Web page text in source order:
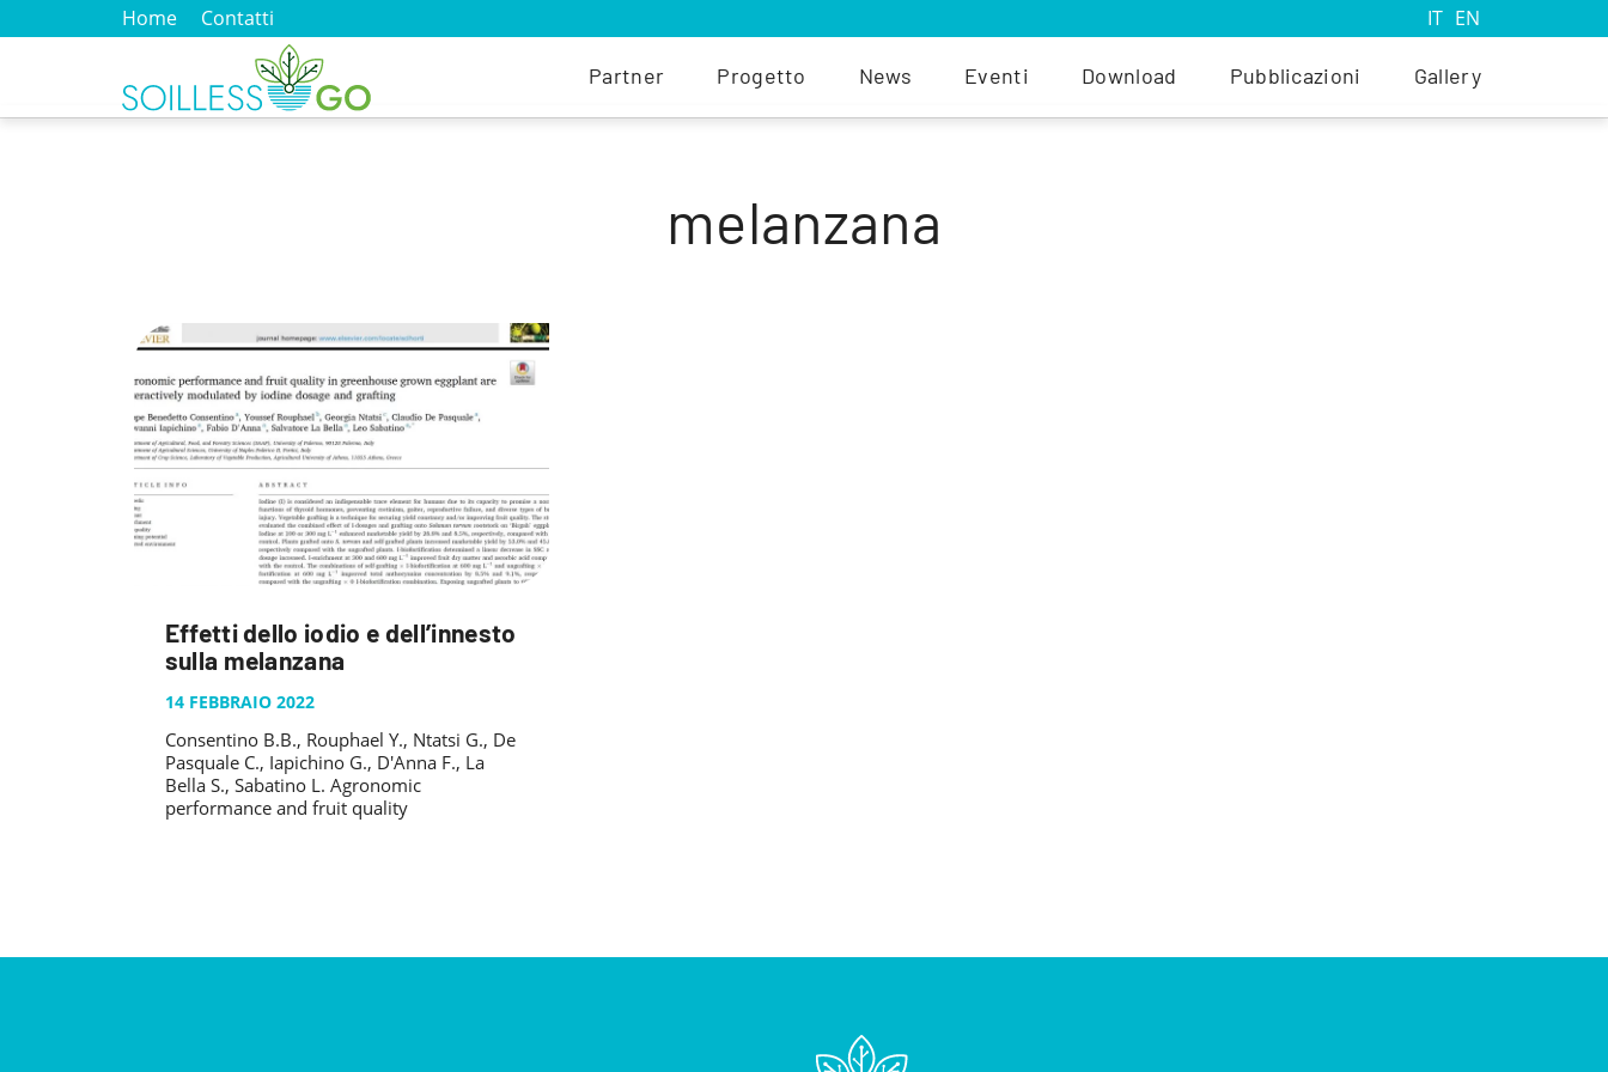
Home Contatti IT EN
Partner Progetto News Eventi Download Pubblicazioni Gallery
melanzana
Effetti dello iodio e dell’innesto
sulla melanzana
14 FEBBRAIO 2022
Consentino B.B., Rouphael Y., Ntatsi G., De
Pasquale C., Iapichino G., D'Anna F., La
Bella S., Sabatino L. Agronomic
performance and fruit quality